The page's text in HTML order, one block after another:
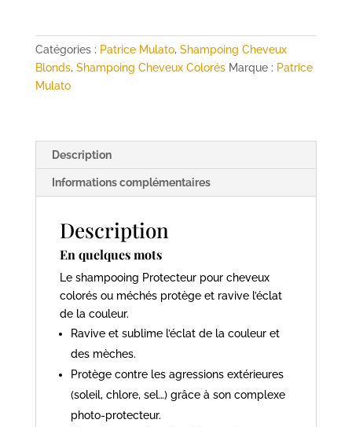
Colorés
ou
Méchés
-
MULATO
Catégories : Patrice Mulato, Shampoing Cheveux
Blonds, Shampoing Cheveux Colorés Marque : Patrice
Mulato
Description
Informations complémentaires
Description
En quelques mots
Le shampooing Protecteur pour cheveux
colorés ou méchés protège et ravive l’éclat
de la couleur.
Ravive et sublime l’éclat de la couleur et
des mèches.
Protège contre les agressions extérieures
(soleil, chlore, sel…) grâce à son complexe
photo-protecteur.